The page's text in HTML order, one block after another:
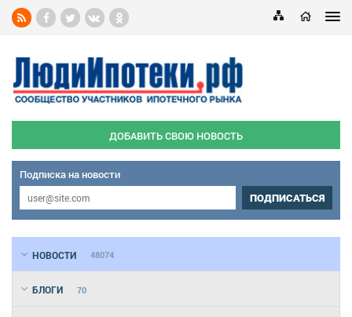
ДОБАВИТЬ СВОЮ НОВОСТЬ
Подписка на новости
ПОДПИСАТЬСЯ
НОВОСТИ 48074
БЛОГИ 70